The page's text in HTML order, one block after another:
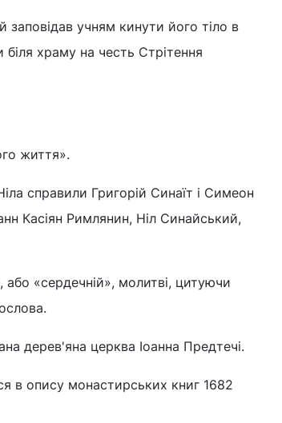
учням кинути його тіло в
храму на честь Стрітення
життя».
справили Григорій Синаїт і Симеон
Касіян Римлянин, Ніл Синайський,
або «сердечній», молитві, цитуючи
дерев'яна церква Іоанна Предтечі.
в опису монастирських книг 1682